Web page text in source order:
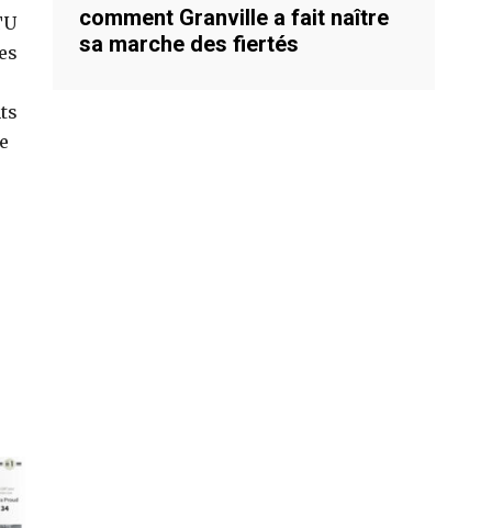
comment Granville a fait naître
sa marche des fiertés